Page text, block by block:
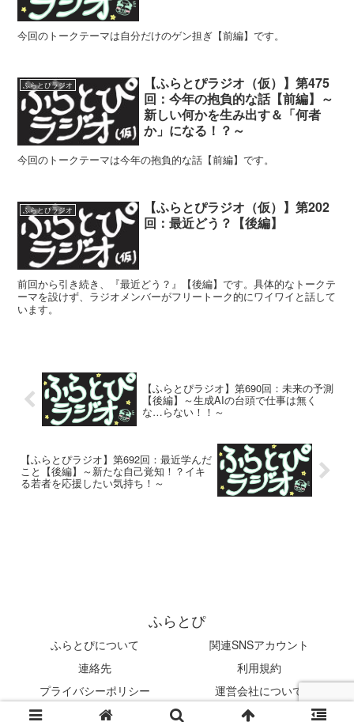
今回のトークテーマは自分だけのゲン担ぎ【前編】です。
ふらとぴラジオ
【ふらとぴラジオ（仮）】第475
回：今年の抱負的な話【前編】～
新しい何かを生み出す＆「何者
か」になる！？～
今回のトークテーマは今年の抱負的な話【前編】です。
ふらとぴラジオ
【ふらとぴラジオ（仮）】第202
回：最近どう？【後編】
前回から引き続き、『最近どう？』【後編】です。具体的なトークテ
ーマを設けず、ラジオメンバーがフリートーク的にワイワイと話して
います。
【ふらとぴラジオ】第690回：未来の予測
【後編】～生成AIの台頭で仕事は無く
な…らない！！～
【ふらとぴラジオ】第692回：最近学んだ
こと【後編】～新たな自己覚知！？イキ
る若者を応援したい気持ち！～
ふらとぴ
ふらとぴについて
関連SNSアカウント
連絡先
利用規約
プライバシーポリシー
運営会社について
© 2019 ふらとぴ.